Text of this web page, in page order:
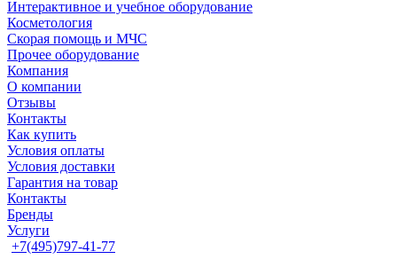
Интерактивное и учебное оборудование
Косметология
Скорая помощь и МЧС
Прочее оборудование
Компания
О компании
Отзывы
Контакты
Как купить
Условия оплаты
Условия доставки
Гарантия на товар
Контакты
Бренды
Услуги
+7(495)797-41-77